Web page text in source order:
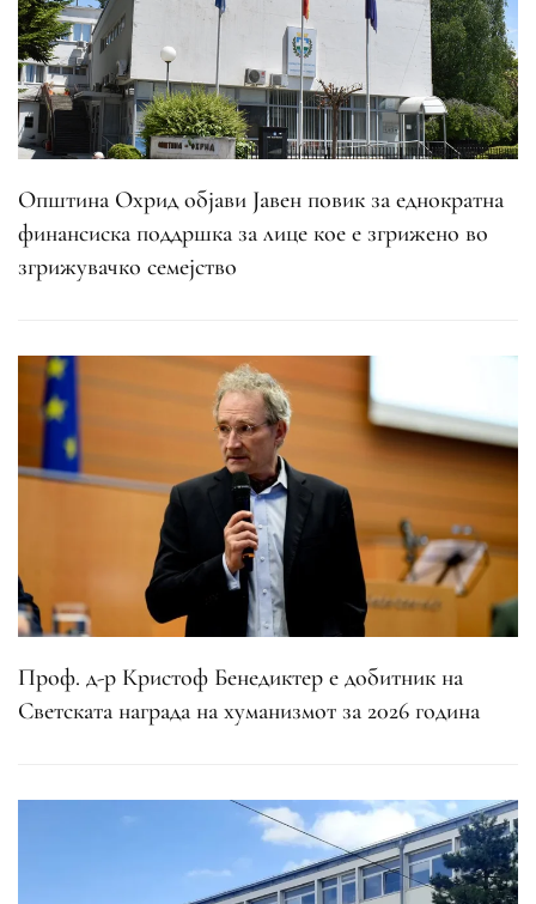
Општина Охрид објави Јавен повик за еднократна
финансиска поддршка за лице кое е згрижено во
згрижувачко семејство
Проф. д-р Кристоф Бенедиктер е добитник на
Светската награда на хуманизмот за 2026 година